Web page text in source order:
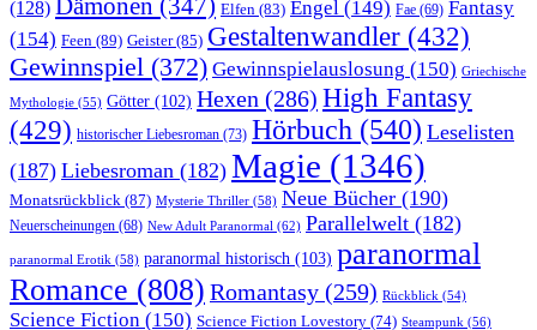
(128)
Elfen (83) Engel (149) Fae (69) Fantasy
(154) Feen (89) Geister(85) Gestaltenwandler (432)
Gewinnspiel (372) Gewinnspielauslosung (150) Griechische
Mythologie (55) Götter (102) Hexen (286) High Fantasy
(429) historischer Liebesroman (73) Hörbuch (540) Leselisten
(187) Liebesroman (182) Magie (1346)
Monatsrückblick (87) Mysterie Thriller (58) Neue Bücher (190)
Neuerscheinungen (68) New Adult Paranormal (62) Parallelwelt (182)
paranormal Erotik (58) paranormal historisch (103) paranormal
Romance (808) Romantasy (259) Rückblick (54)
Science Fiction (150) Science Fiction Lovestory (74) Steampunk (56)